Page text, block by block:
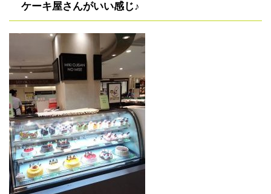
ケーキ屋さんがいい感じ♪